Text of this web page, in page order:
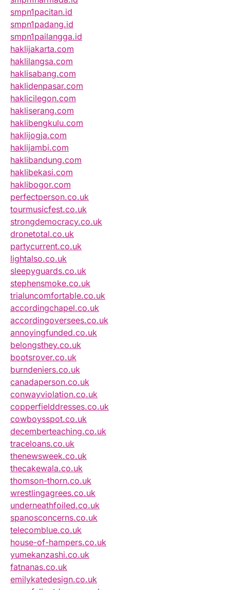
smpn1pacitan.id
smpn1padang.id
smpn1pailangga.id
haklijakarta.com
haklilangsa.com
haklisabang.com
haklidenpasar.com
haklicilegon.com
hakliserang.com
haklibengkulu.com
haklijogja.com
haklijambi.com
haklibandung.com
haklibekasi.com
haklibogor.com
perfectperson.co.uk
tourmusicfest.co.uk
strongdemocracy.co.uk
dronetotal.co.uk
partycurrent.co.uk
lightalso.co.uk
sleepyguards.co.uk
stephensmoke.co.uk
trialuncomfortable.co.uk
accordingchapel.co.uk
accordingoversees.co.uk
annoyingfunded.co.uk
belongsthey.co.uk
bootsrover.co.uk
burndeniers.co.uk
canadaperson.co.uk
conwayviolation.co.uk
copperfielddresses.co.uk
cowboysspot.co.uk
decemberteaching.co.uk
traceloans.co.uk
thenewsweek.co.uk
thecakewala.co.uk
thomson-thorn.co.uk
wrestlingagrees.co.uk
underneathfoiled.co.uk
spanosconcerns.co.uk
telecomblue.co.uk
house-of-hampers.co.uk
yumekanzashi.co.uk
fatnanas.co.uk
emilykatedesign.co.uk